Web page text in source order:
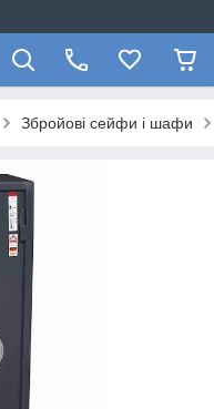
Збройові сейфи і шафи